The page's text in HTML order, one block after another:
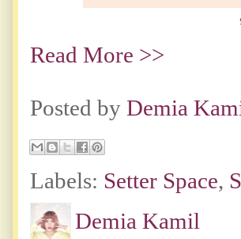
Read More >>
Posted by Demia
Labels: Setter Space,
Demia Kamil